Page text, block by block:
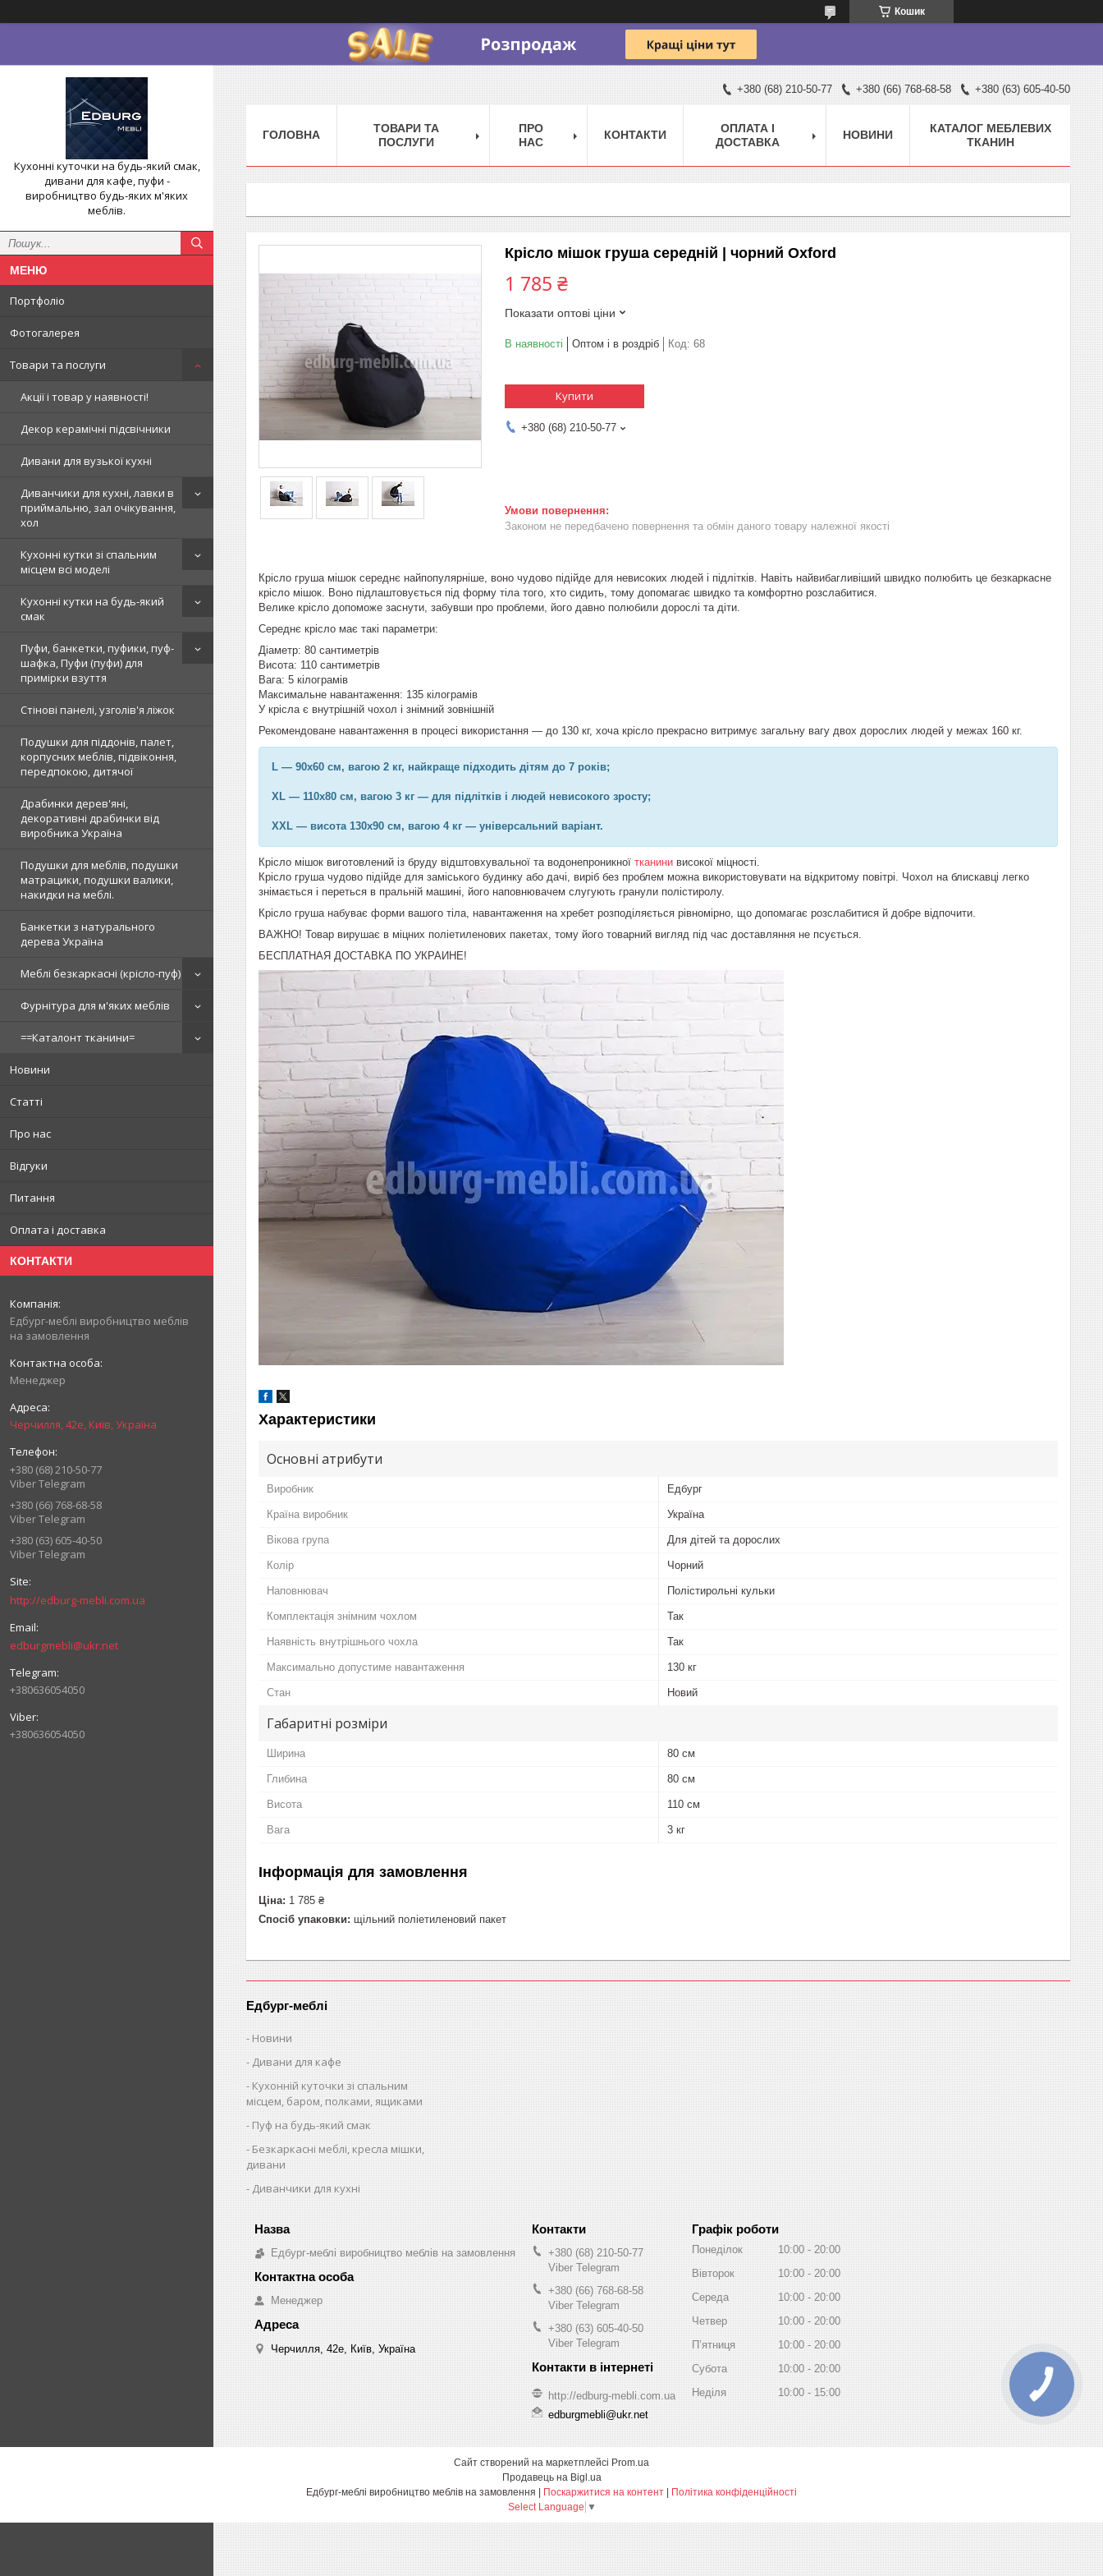
Кошик
Кухонні куточки на будь-який смак,
дивани для кафе, пуфи -
виробництво будь-яких м'яких
меблів.
Портфоліо
Фотогалерея
Товари та послуги
Акції і товар у наявності!
Декор керамічні підсвічники
Дивани для вузької кухні
Диванчики для кухні, лавки в
приймальню, зал очікування,
хол
Кухонні кутки зі спальним
місцем всі моделі
Кухонні кутки на будь-який
смак
Пуфи, банкетки, пуфики, пуф-
шафка, Пуфи (пуфи) для
примірки взуття
Стінові панелі, узголів'я ліжок
Подушки для піддонів, палет,
корпусних меблів, підвіконня,
передпокою, дитячої
Драбинки дерев'яні,
декоративні драбинки від
виробника Україна
Подушки для меблів, подушки
матрацики, подушки валики,
накидки на меблі.
Банкетки з натурального
дерева Україна
Меблі безкаркасні (крісло-пуф)
Фурнітура для м'яких меблів
==Каталонт тканини=
Новини
Статті
Про нас
Відгуки
Питання
Оплата і доставка
КОНТАКТИ
Едбург-меблі виробництво меблів
на замовлення
Менеджер
Черчилля, 42е, Київ, Україна
+380 (68) 210-50-77
Viber Telegram
+380 (66) 768-68-58
Viber Telegram
+380 (63) 605-40-50
Viber Telegram
http://edburg-mebli.com.ua
edburgmebli@ukr.net
+380636054050
+380636054050
+380 (68) 210-50-77 +380 (66) 768-68-58 +380 (63) 605-40-50
ГОЛОВНА
ТОВАРИ ТА
ПОСЛУГИ
ПРО
НАС
КОНТАКТИ
ОПЛАТА І
ДОСТАВКА
НОВИНИ
КАТАЛОГ МЕБЛЕВИХ
ТКАНИН
Крісло мішок груша середній | чорний Oxford
1 785 ₴
Показати оптові ціни
В наявності Оптом і в роздріб Код: 68
Купити
+380 (68) 210-50-77
Законом не передбачено повернення та обмін даного товару належної якості
Крісло груша мішок середнє найпопулярніше, воно чудово підійде для невисоких людей і підлітків. Навіть найвибагливіший швидко полюбить це безкаркасне
крісло мішок. Воно підлаштовується під форму тіла того, хто сидить, тому допомагає швидко та комфортно розслабитися.
Велике крісло допоможе заснути, забувши про проблеми, його давно полюбили дорослі та діти.
Середнє крісло має такі параметри:
Діаметр: 80 сантиметрів
Висота: 110 сантиметрів
Вага: 5 кілограмів
Максимальне навантаження: 135 кілограмів
У крісла є внутрішній чохол і знімний зовнішній
Рекомендоване навантаження в процесі використання — до 130 кг, хоча крісло прекрасно витримує загальну вагу двох дорослих людей у межах 160 кг.
L — 90х60 см, вагою 2 кг, найкраще підходить дітям до 7 років;
XL — 110х80 см, вагою 3 кг — для підлітків і людей невисокого зросту;
XXL — висота 130х90 см, вагою 4 кг — універсальний варіант.
Крісло мішок виготовлений із бруду відштовхувальної та водонепроникної тканини високої міцності.
Крісло груша чудово підійде для заміського будинку або дачі, виріб без проблем можна використовувати на відкритому повітрі. Чохол на блискавці легко
знімається і переться в пральній машині, його наповнювачем слугують гранули полістиролу.
Крісло груша набуває форми вашого тіла, навантаження на хребет розподіляється рівномірно, що допомагає розслабитися й добре відпочити.
ВАЖНО! Товар вирушає в міцних поліетиленових пакетах, тому його товарний вигляд під час доставляння не псується.
БЕСПЛАТНАЯ ДОСТАВКА ПО УКРАИНЕ!
Характеристики
Основні атрибути
Виробник Едбург
Країна виробник Україна
Вікова група Для дітей та дорослих
Колір Чорний
Наповнювач Полістирольні кульки
Комплектація знімним чохлом Так
Наявність внутрішнього чохла Так
Максимально допустиме навантаження 130 кг
Стан Новий
Габаритні розміри
Ширина 80 см
Глибина 80 см
Висота 110 см
Вага 3 кг
Інформація для замовлення
Ціна: 1 785 ₴
Спосіб упаковки: щільний поліетиленовий пакет
Едбург-меблі
Новини
Дивани для кафе
Кухонній куточки зі спальним
місцем, баром, полками, ящиками
Пуф на будь-який смак
Безкаркасні меблі, кресла мішки,
дивани
Диванчики для кухні
Едбург-меблі виробництво меблів на замовлення
Менеджер
Черчилля, 42е, Київ, Україна
+380 (68) 210-50-77
Viber Telegram
+380 (66) 768-68-58
Viber Telegram
+380 (63) 605-40-50
Viber Telegram
http://edburg-mebli.com.ua
edburgmebli@ukr.net
Графік роботи
Понеділок 10:00
20:00
Вівторок
10:00
20:00
Середа
10:00
20:00
Четвер
10:00
20:00
Пʼятниця
10:00
20:00
Субота
10:00
20:00
Неділя
10:00 15:00
Сайт створений на маркетплейсі Prom.ua
Продавець на Bigl.ua
Едбург-меблі виробництво меблів на замовлення | Поскаржитися на контент | Політика конфіденційності
Select Language ▼